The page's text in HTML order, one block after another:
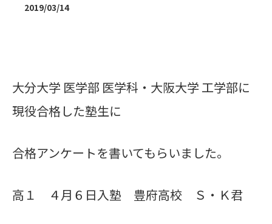
2019/03/14
大分大学 医学部 医学科・大阪大学 工学部に
現役合格した塾生に
合格アンケートを書いてもらいました。
高１ ４月６日入塾 豊府高校 Ｓ・Ｋ君